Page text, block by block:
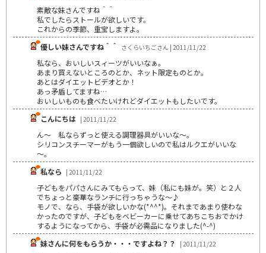
素敵な妹さんですね＾＾
私でしたらストールが欲しいです。
これからの季節、重宝しますよ。
優しい妹さんですね＾＾
さくらいちごさん | 2011/11/22
私なら、おいしいスィーツがいいなぁ。
あまり買えないところのとか、ネット限定ものとか。
あとはダイエットビデオとか！
あっ矛盾してますね…
おいしいものも食べたいけれどダイエットもしたいです。
こんにちは | 2011/11/22
ん～ 私ならずっと使える調理器具がいいな～。
シリコンスチーマーがもう一個欲しいので私はルクエがいいな
～。
私なら | 2011/11/22
子どもをパパさんにみてもらって、妹（私にも妹が。笑）と２人
でちょっと豪華なランチに行っちゃうな～♪
モノで、なら、手袋が欲しいかな(*^^*)。それまであまり使わな
かったのですが、子どもをベビーカーに乗せてあちこちおでかけ
するようになってから、手袋が必需品になりました(^-^)
妹さんに何をもらうか・・・ですよね？？
| 2011/11/22